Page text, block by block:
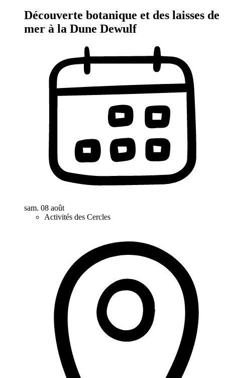
Découverte botanique et des laisses de
mer à la Dune Dewulf
sam. 08 août
Activités des Cercles